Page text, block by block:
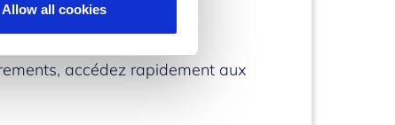
Allow all cookies
accédez rapidement aux